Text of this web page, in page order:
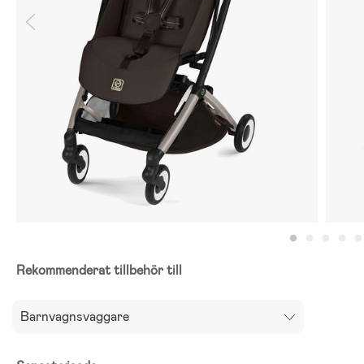
Rekommenderat tillbehör till
Barnvagnsvaggare